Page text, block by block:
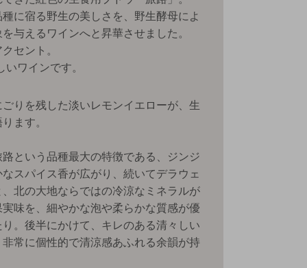
に宿る野生の美しさを、野生酵母によ
与えるワインへと昇華させました。
セント。
ワインです。
りを残した淡いレモンイエローが、生
ます。
という品種最大の特徴である、ジンジ
スパイス香が広がり、続いてデラウェ
北の大地ならではの冷涼なミネラルが
味を、細やかな泡や柔らかな質感が優
。後半にかけて、キレのある清々しい
常に個性的で清涼感あふれる余韻が持